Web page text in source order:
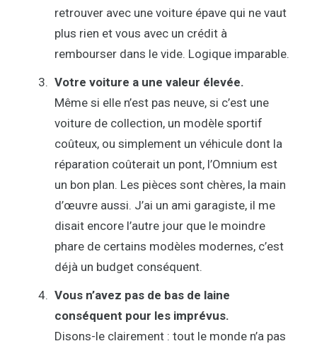
retrouver avec une voiture épave qui ne vaut
plus rien et vous avec un crédit à
rembourser dans le vide. Logique imparable.
Votre voiture a une valeur élevée.
Même si elle n’est pas neuve, si c’est une
voiture de collection, un modèle sportif
coûteux, ou simplement un véhicule dont la
réparation coûterait un pont, l’Omnium est
un bon plan. Les pièces sont chères, la main
d’œuvre aussi. J’ai un ami garagiste, il me
disait encore l’autre jour que le moindre
phare de certains modèles modernes, c’est
déjà un budget conséquent.
Vous n’avez pas de bas de laine
conséquent pour les imprévus.
Disons-le clairement : tout le monde n’a pas